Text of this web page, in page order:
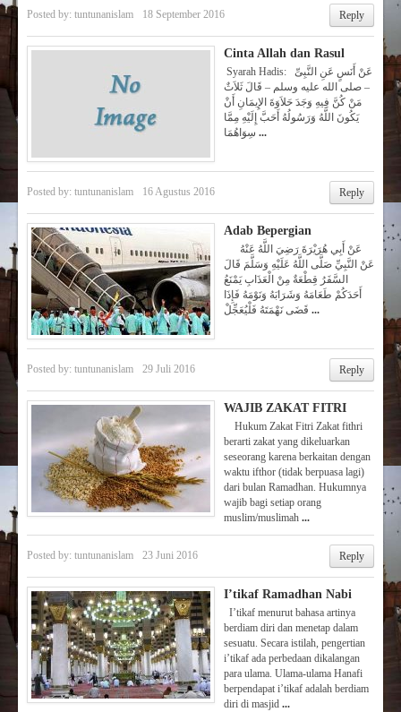
Posted by: tuntunanislam 18 September 2016 Reply
Cinta Allah dan Rasul
Syarah Hadis: عَنْ أَنَسٍ عَنِ النَّبِىِّ
– صلى الله عليه وسلم – قَالَ ثَلاَثٌ
مَنْ كُنَّ فِيهِ وَجَدَ حَلاَوَةَ الإِيمَانِ أَنْ
يَكُونَ اللَّهُ وَرَسُولُهُ أَحَبَّ إِلَيْهِ مِمَّا
...
Posted by: tuntunanislam 16 Agustus 2016 Reply
Adab Bepergian
عَنْ النَّبِيِّ صَلَّى اللَّهُ عَلَيْهِ وَسَلَّمَ قَالَ
السَّفَرُ قِطْعَةٌ مِنْ الْعَذَابِ يَمْنَعُ
أَحَدَكُمْ طَعَامَهُ وَشَرَابَهُ وَنَوْمَهُ فَإِذَا
...
Posted by: tuntunanislam 29 Juli 2016 Reply
WAJIB ZAKAT FITRI
Hukum Zakat Fitri Zakat fithri
berarti zakat yang dikeluarkan
seseorang karena berkaitan dengan
waktu ifthor (tidak berpuasa lagi)
dari bulan Ramadhan. Hukumnya
wajib bagi setiap orang
muslim/muslimah ...
Posted by: tuntunanislam 23 Juni 2016 Reply
I’tikaf Ramadhan Nabi
I’tikaf menurut bahasa artinya
berdiam diri dan menetap dalam
sesuatu. Secara istilah, pengertian
i’tikaf ada perbedaan dikalangan
para ulama. Ulama-ulama Hanafi
berpendapat i’tikaf adalah berdiam
diri di masjid ...